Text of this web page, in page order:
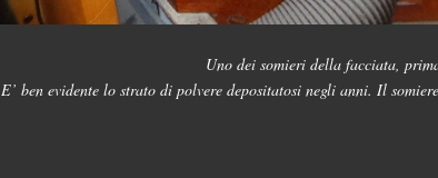
Uno dei somieri della facciata,
E’ ben evidente lo strato di polvere depositatosi negli anni. Il